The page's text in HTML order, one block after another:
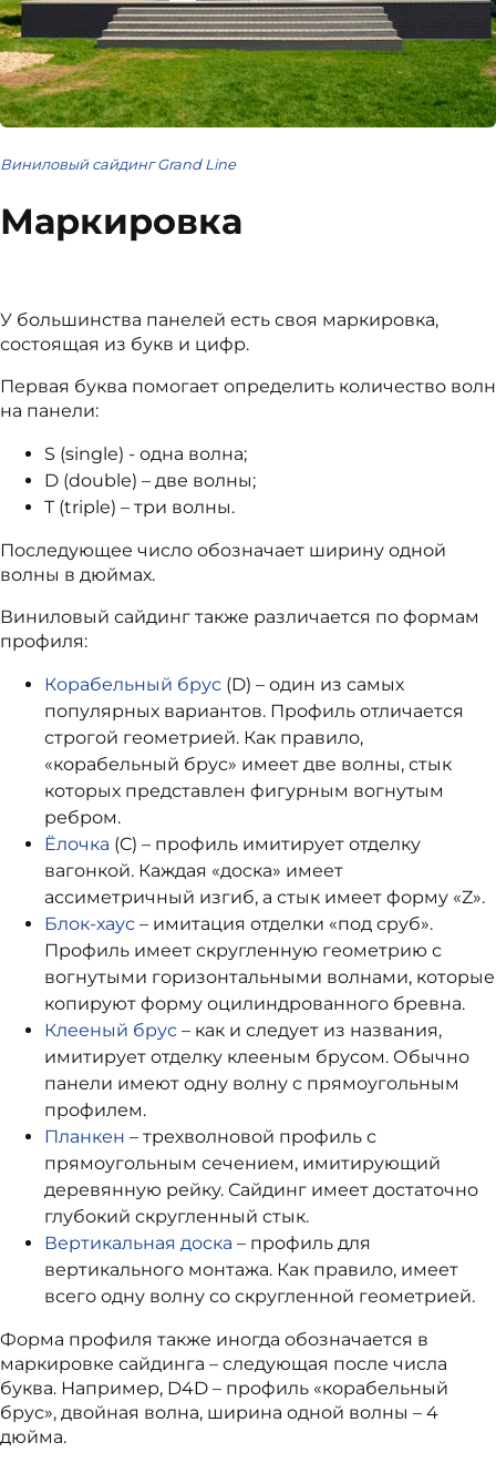
Виниловый сайдинг Grand Line
Маркировка
У большинства панелей есть своя маркировка,
состоящая из букв и цифр.
Первая буква помогает определить количество волн
на панели:
S (single) - одна волна;
D (double) – две волны;
T (triple) – три волны.
Последующее число обозначает ширину одной
волны в дюймах.
Виниловый сайдинг также различается по формам
профиля:
Корабельный брус (D) – один из самых
популярных вариантов. Профиль отличается
строгой геометрией. Как правило,
«корабельный брус» имеет две волны, стык
которых представлен фигурным вогнутым
ребром.
Ёлочка (C) – профиль имитирует отделку
вагонкой. Каждая «доска» имеет
ассиметричный изгиб, а стык имеет форму «Z».
Блок-хаус – имитация отделки «под сруб».
Профиль имеет скругленную геометрию с
вогнутыми горизонтальными волнами, которые
копируют форму оцилиндрованного бревна.
Клееный брус – как и следует из названия,
имитирует отделку клееным брусом. Обычно
панели имеют одну волну с прямоугольным
профилем.
Планкен – трехволновой профиль с
прямоугольным сечением, имитирующий
деревянную рейку. Сайдинг имеет достаточно
глубокий скругленный стык.
Вертикальная доска – профиль для
вертикального монтажа. Как правило, имеет
всего одну волну со скругленной геометрией.
Форма профиля также иногда обозначается в
маркировке сайдинга – следующая после числа
буква. Например, D4D – профиль «корабельный
брус», двойная волна, ширина одной волны – 4
дюйма.